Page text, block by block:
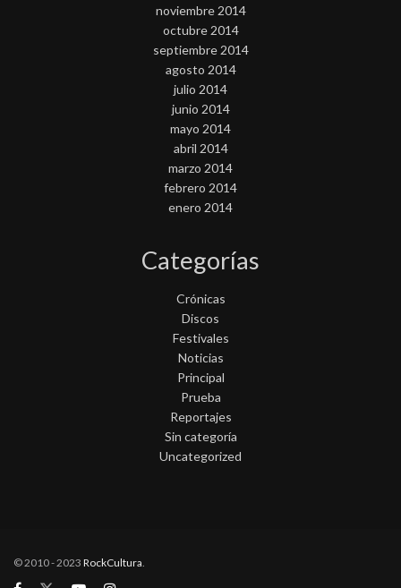
noviembre 2014
octubre 2014
septiembre 2014
agosto 2014
julio 2014
junio 2014
mayo 2014
abril 2014
marzo 2014
febrero 2014
enero 2014
Categorías
Crónicas
Discos
Festivales
Noticias
Principal
Prueba
Reportajes
Sin categoría
Uncategorized
© 2010 - 2023 RockCultura.